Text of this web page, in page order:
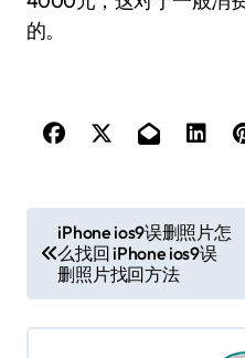
的。
章
导
航
iPhone ios9误删照片怎
么找回 iPhone ios9误
删照片找回方法